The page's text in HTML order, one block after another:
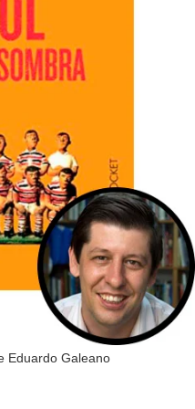
Eduardo Galeano